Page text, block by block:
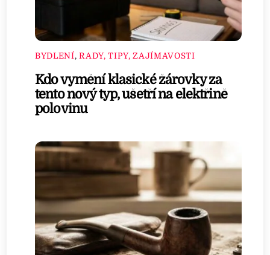
BYDLENÍ,RADY, TIPY, ZAJÍMAVOSTI
Kdo vymění klasické žárovky za
tento nový typ, ušetří na elektřině
polovinu